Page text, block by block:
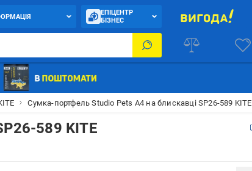
ЕПІЦЕНТР
БІЗНЕС
Сумка-портфель Studio Pets A4 на блискавці SP26-589 KITE
589 KITE